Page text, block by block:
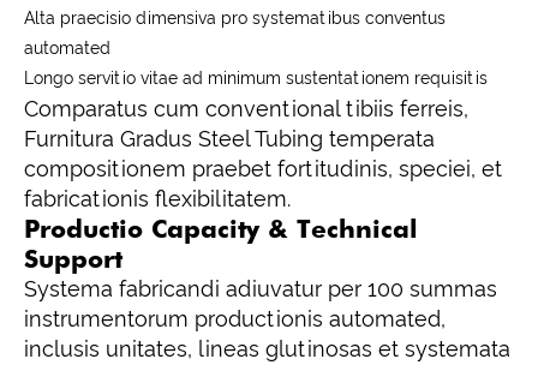
Alta praecisio dimensiva pro systematibus conventus
automated
Longo servitio vitae ad minimum sustentationem requisitis
Comparatus cum conventional tibiis ferreis,
Furnitura Gradus Steel Tubing temperata
compositionem praebet fortitudinis, speciei, et
fabricationis flexibilitatem.
Productio Capacity & Technical
Support
Systema fabricandi adiuvatur per 100 summas
instrumentorum productionis automated,
inclusis unitates, lineas glutinosas et systemata